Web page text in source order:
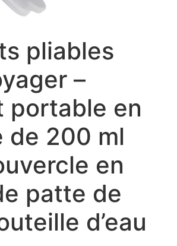
pliables
–
portable en
de 200 ml
en
patte de
d’eau